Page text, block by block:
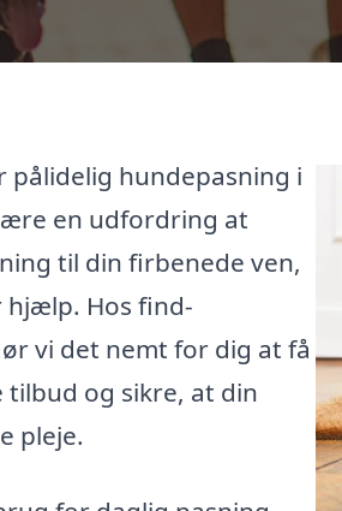
pålidelig hundepasning i
en udfordring at
til din firbenede ven,
Hos find-
vi det nemt for dig at få
og sikre, at din
pleje.